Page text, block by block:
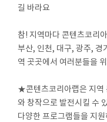
길 바라요
참! 지역마다 콘텐츠코리
부산, 인천, 대구, 광주, 경
역 곳곳에서 여러분들을
★콘텐츠코리아랩은 지역
와 창작으로 발전시킬 수
다양한 프로그램들을 지